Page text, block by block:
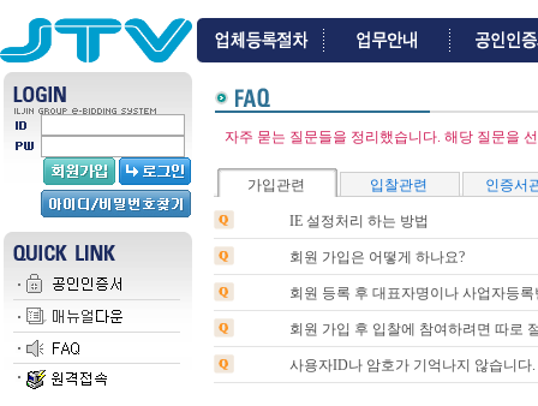
자주 묻는 질문들을 정리했습니다. 해당 질문을
가입관련 입찰관련 인증서
IE 설정처리 하는 방법
회원 가입은 어떻게 하나요?
회원 등록 후 대표자명이나 사업자등
회원 가입 후 입찰에 참여하려면 따로
사용자ID나 암호가 기억나지 않습니다